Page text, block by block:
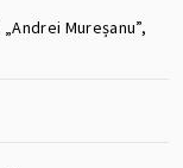
Mureșanu”,